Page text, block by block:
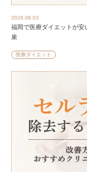
2026.08.03
福岡で医療ダイエットが
果
医療ダイエット